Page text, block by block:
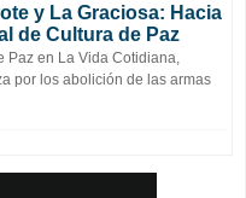
y La Graciosa: Hacia
de Cultura de Paz
en La Vida Cotidiana,
por los abolición de las armas